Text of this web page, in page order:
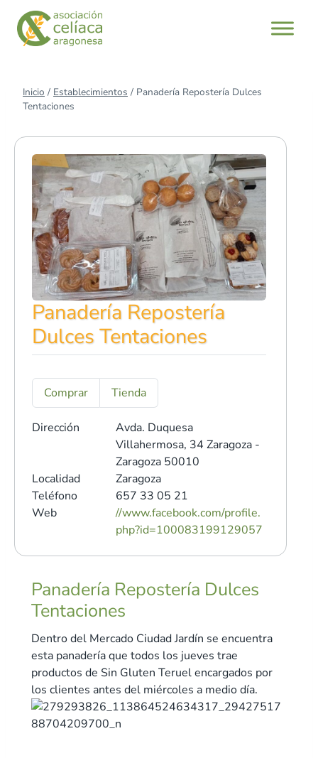
Saltar
contenido
Inicio / Establecimientos / Panadería Repostería Dulces
Tentaciones
Panadería Repostería
Dulces Tentaciones
Comprar Tienda
Dirección
Avda. Duquesa
Villahermosa, 34 Zaragoza -
Zaragoza 50010
Localidad
Zaragoza
Teléfono
657 33 05 21
Web
//www.facebook.com/profile.
php?id=100083199129057
Panadería Repostería Dulces
Tentaciones
Dentro del Mercado Ciudad Jardín se encuentra
esta panadería que todos los jueves trae
productos de Sin Gluten Teruel encargados por
los clientes antes del miércoles a medio día.